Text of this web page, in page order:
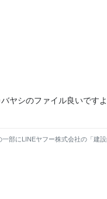
バヤシのファイル良いです
部にLINEヤフー株式会社の「建